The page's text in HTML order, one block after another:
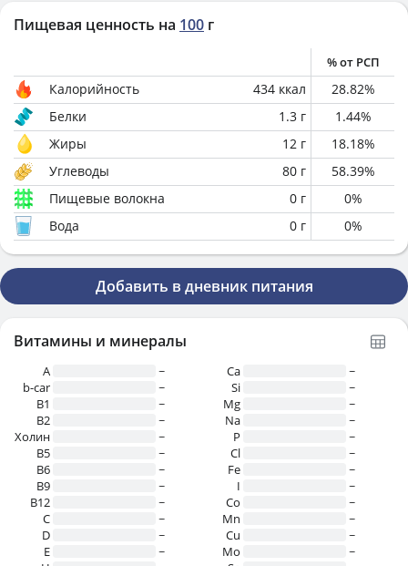
Пищевая ценность на 100 г
% от РСП
Калорийность 434 ккал 28.82%
Белки
1.3 г 1.44%
Жиры
12 г 18.18%
Углеводы
80 г 58.39%
Пищевые волокна
0 г 0%
Вода
0 г 0%
Добавить в дневник питания
Витамины и минералы
A
~
b-car
~
В1
~
B2
~
Холин
~
B5
~
B6
~
B9
~
B12
~
C
~
D
~
E
~
Ca
~
Si
~
Mg
~
Na
~
P
~
Cl
~
Fe
~
I
~
Co
~
Mn
~
Cu
~
Mo
~